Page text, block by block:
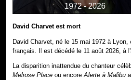
1972 - 2026
David Charvet est mort
David Charvet, né le 15 mai 1972 à Lyon,
français. Il est décédé le 11 août 2026, à
La disparition inattendue du chanteur
Melrose Place ou encoreAlerte à Malibu